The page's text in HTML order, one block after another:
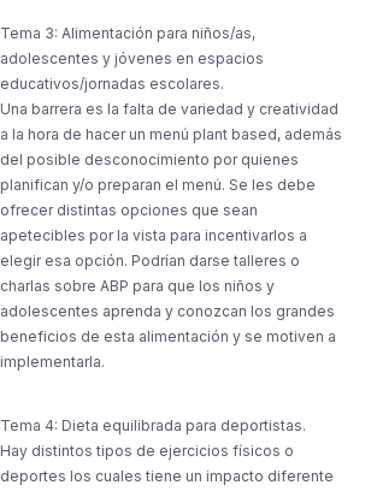
Tema 3: Alimentación para niños/as,
adolescentes y jóvenes en espacios
educativos/jornadas escolares.
Una barrera es la falta de variedad y creatividad
a la hora de hacer un menú plant based, además
del posible desconocimiento por quienes
planifican y/o preparan el menú. Se les debe
ofrecer distintas opciones que sean
apetecibles por la vista para incentivarlos a
elegir esa opción. Podrían darse talleres o
charlas sobre ABP para que los niños y
adolescentes aprenda y conozcan los grandes
beneficios de esta alimentación y se motiven a
implementarla.
Tema 4: Dieta equilibrada para deportistas.
Hay distintos tipos de ejercicios físicos o
deportes los cuales tiene un impacto diferente